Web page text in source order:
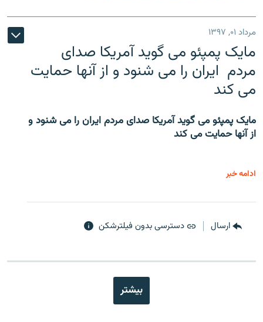
مرداد ۰۱, ۱۳۹۷
مایک پمپئو می گوید آمریکا صدای
مردم ایران را می شنود و از آنها حمایت
می کند
مایک پمپئو می گوید آمریکا صدای مردم ایران را می شنود و
از آنها حمایت می کند
ادامه خبر
ارسال دسترسی بدون فیلترشکن
بیشتر